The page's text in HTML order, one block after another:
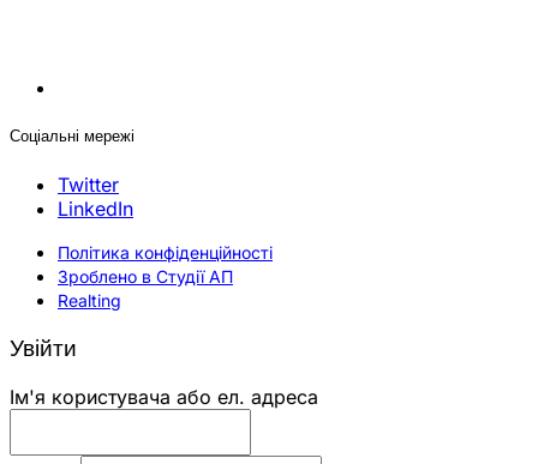
Соціальні мережі
Twitter
LinkedIn
Політика конфіденційності
Зроблено в Студії АП
Realting
Увійти
Ім'я користувача або ел. адреса